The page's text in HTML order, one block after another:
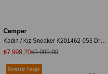
Camper
₺7.999,20₺9.999,00
Ücretsiz Kargo